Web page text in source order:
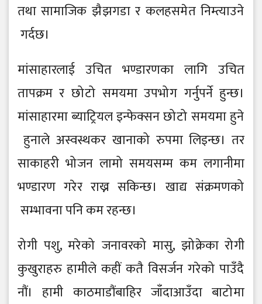
तथा सामाजिक झै झगडा र कलहसमे त निम्त्याउने
गर्दछ।
मांसाहारलाई उचित भण्डारणका लागि उचित
तापक्रम र छो टो समयमा उपभो ग गर्नुपर्ने हुन्छ।
मांसाहारमा ब्याट्रियल इन्फे क्सन छो टो समयमा हुने
हुनाले अस्वस्थकर खानाको रुपमा लिइन्छ। तर
साकाहरी भो जन लामो समयसम्म कम लगानीमा
भण्डारण गरे र राख्न सकिन्छ। खाद्य संक्रमणको
सम्भावना पनि कम रहन्छ।
रो गी पशु, मरे को जनावरको मासु, झो क्रे का रो गी
कुखुराहरु हामीले कहीं कतै विसर्जन गरे को पाउँदै
नौं। हामी काठमाडौंबाहिर जाँदाआउँदा बाटो मा